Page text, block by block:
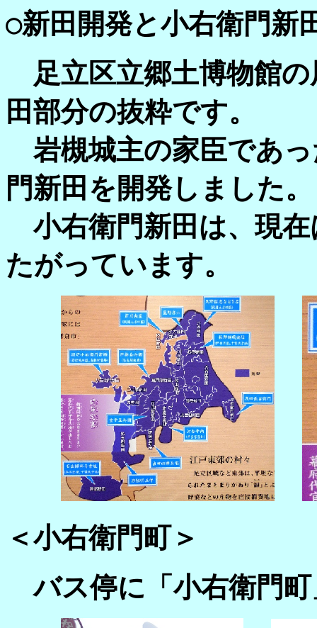
○新田開発と小右衛門新
足立区立郷土博物館
田部分の抜粋です。
岩槻城主の家臣であ
門新田を開発しました。
小右衛門新田は、現在
たがっています。
＜小右衛門町＞
バス停に「小右衛門